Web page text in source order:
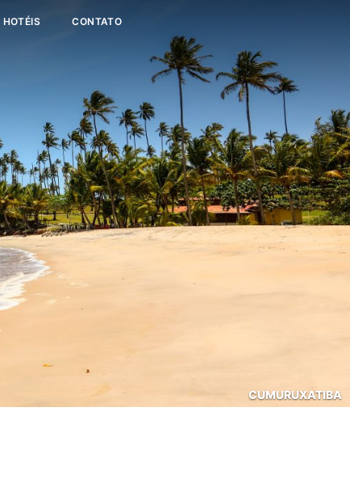
HOTÉIS CONTATO
CUMURUXATIBA